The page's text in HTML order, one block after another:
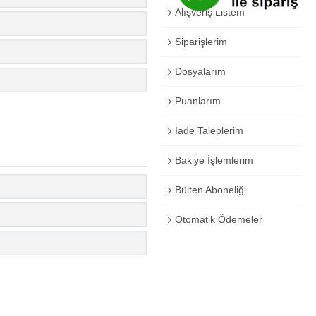
Alışveriş Listem
Siparişlerim
Dosyalarım
Puanlarım
İade Taleplerim
Bakiye İşlemlerim
Bülten Aboneliği
Otomatik Ödemeler